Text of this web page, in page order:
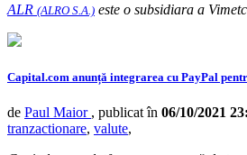
ALR (ALRO S.A.) este o subsidiara a
Capital.com anunță integrarea cu PayPal
de Paul Maior , publicat în 06/10/2021
tranzactionare, valute,